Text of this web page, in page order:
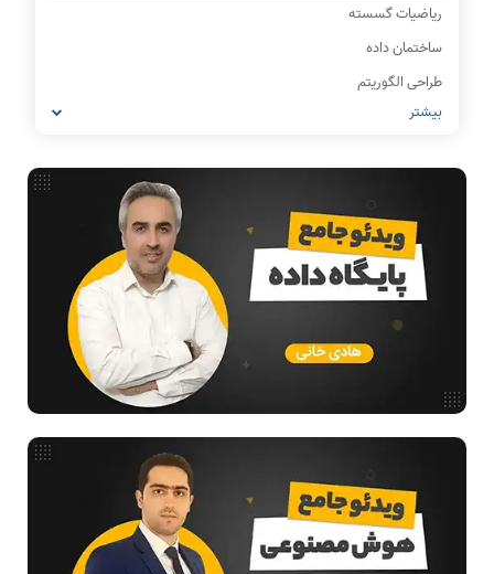
ریاضیات گسسته
ساختمان داده
طراحی الگوریتم
فناوری
شبکه های کامپیوتری
مشاغل رشته کامپیوتر
معماری کامپیوتر
مدار منطقی
هوش مصنوعی
ادامه تحصیل در رشته کامپیوتر
آمادگی برای کنکور
دانشگاه ها
بیشتر